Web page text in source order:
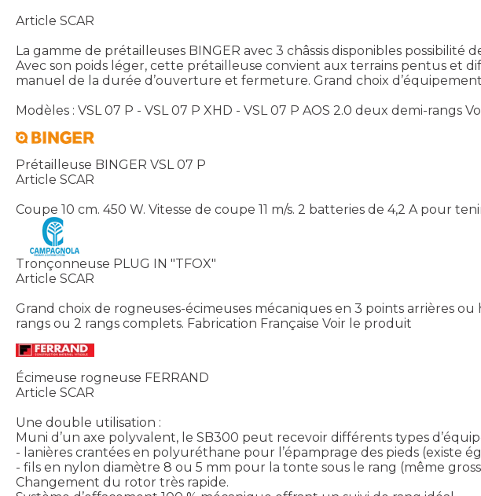
Article SCAR
La gamme de prétailleuses BINGER avec 3 châssis disponibles
Avec son poids léger, cette prétailleuse convient aux terrains pentus et
manuel de la durée d’ouverture et fermeture. Grand choix
Modèles : VSL 07 P - VSL 07 P XHD - VSL 07 P AOS 2.0 deux demi-rangs
Prétailleuse BINGER VSL 07 P
Article SCAR
Coupe 10 cm. 450 W. Vitesse de coupe 11 m/s. 2 batteries de 4,2 A pour
Tronçonneuse PLUG IN "TFOX"
Article SCAR
Grand choix de rogneuses-écimeuses mécaniques en 3 points arrières
rangs ou 2 rangs complets. Fabrication Française Voir le produit
Écimeuse rogneuse FERRAND
Article SCAR
Une double utilisation :
Muni d’un axe polyvalent, le SB300 peut recevoir différents types
- lanières crantées en polyuréthane pour l’épamprage des pieds (existe
- fils en nylon diamètre 8 ou 5 mm pour la tonte sous le rang (même
Changement du rotor très rapide.